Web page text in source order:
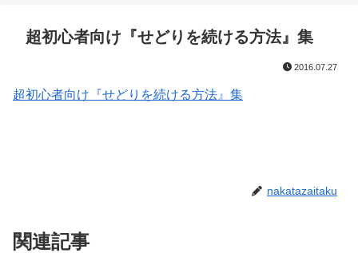
超初心者向け『せどりを続ける方法』集
2016.07.27
超初心者向け『せどりを続ける方法』集
nakatazaitaku
関連記事